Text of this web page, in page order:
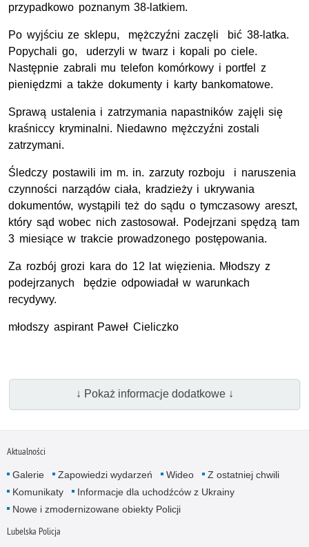
przypadkowo poznanym 38-latkiem.
Po wyjściu ze sklepu, mężczyźni zaczęli bić 38-latka.
Popychali go, uderzyli w twarz i kopali po ciele.
Następnie zabrali mu telefon komórkowy i portfel z
pieniędzmi a także dokumenty i karty bankomatowe.
Sprawą ustalenia i zatrzymania napastników zajęli się
kraśniccy kryminalni. Niedawno mężczyźni zostali
zatrzymani.
Śledczy postawili im m. in. zarzuty rozboju i naruszenia
czynności narządów ciała, kradzieży i ukrywania
dokumentów, wystąpili też do sądu o tymczasowy areszt,
który sąd wobec nich zastosował. Podejrzani spędzą tam
3 miesiące w trakcie prowadzonego postępowania.
Za rozbój grozi kara do 12 lat więzienia. Młodszy z
podejrzanych będzie odpowiadał w warunkach
recydywy.
młodszy aspirant Paweł Cieliczko
↓ Pokaż informacje dodatkowe ↓
Aktualności
Galerie Zapowiedzi wydarzeń Wideo
Z ostatniej chwili
Komunikaty
Informacje dla uchodźców z Ukrainy
Nowe i zmodernizowane obiekty Policji
Lubelska Policja